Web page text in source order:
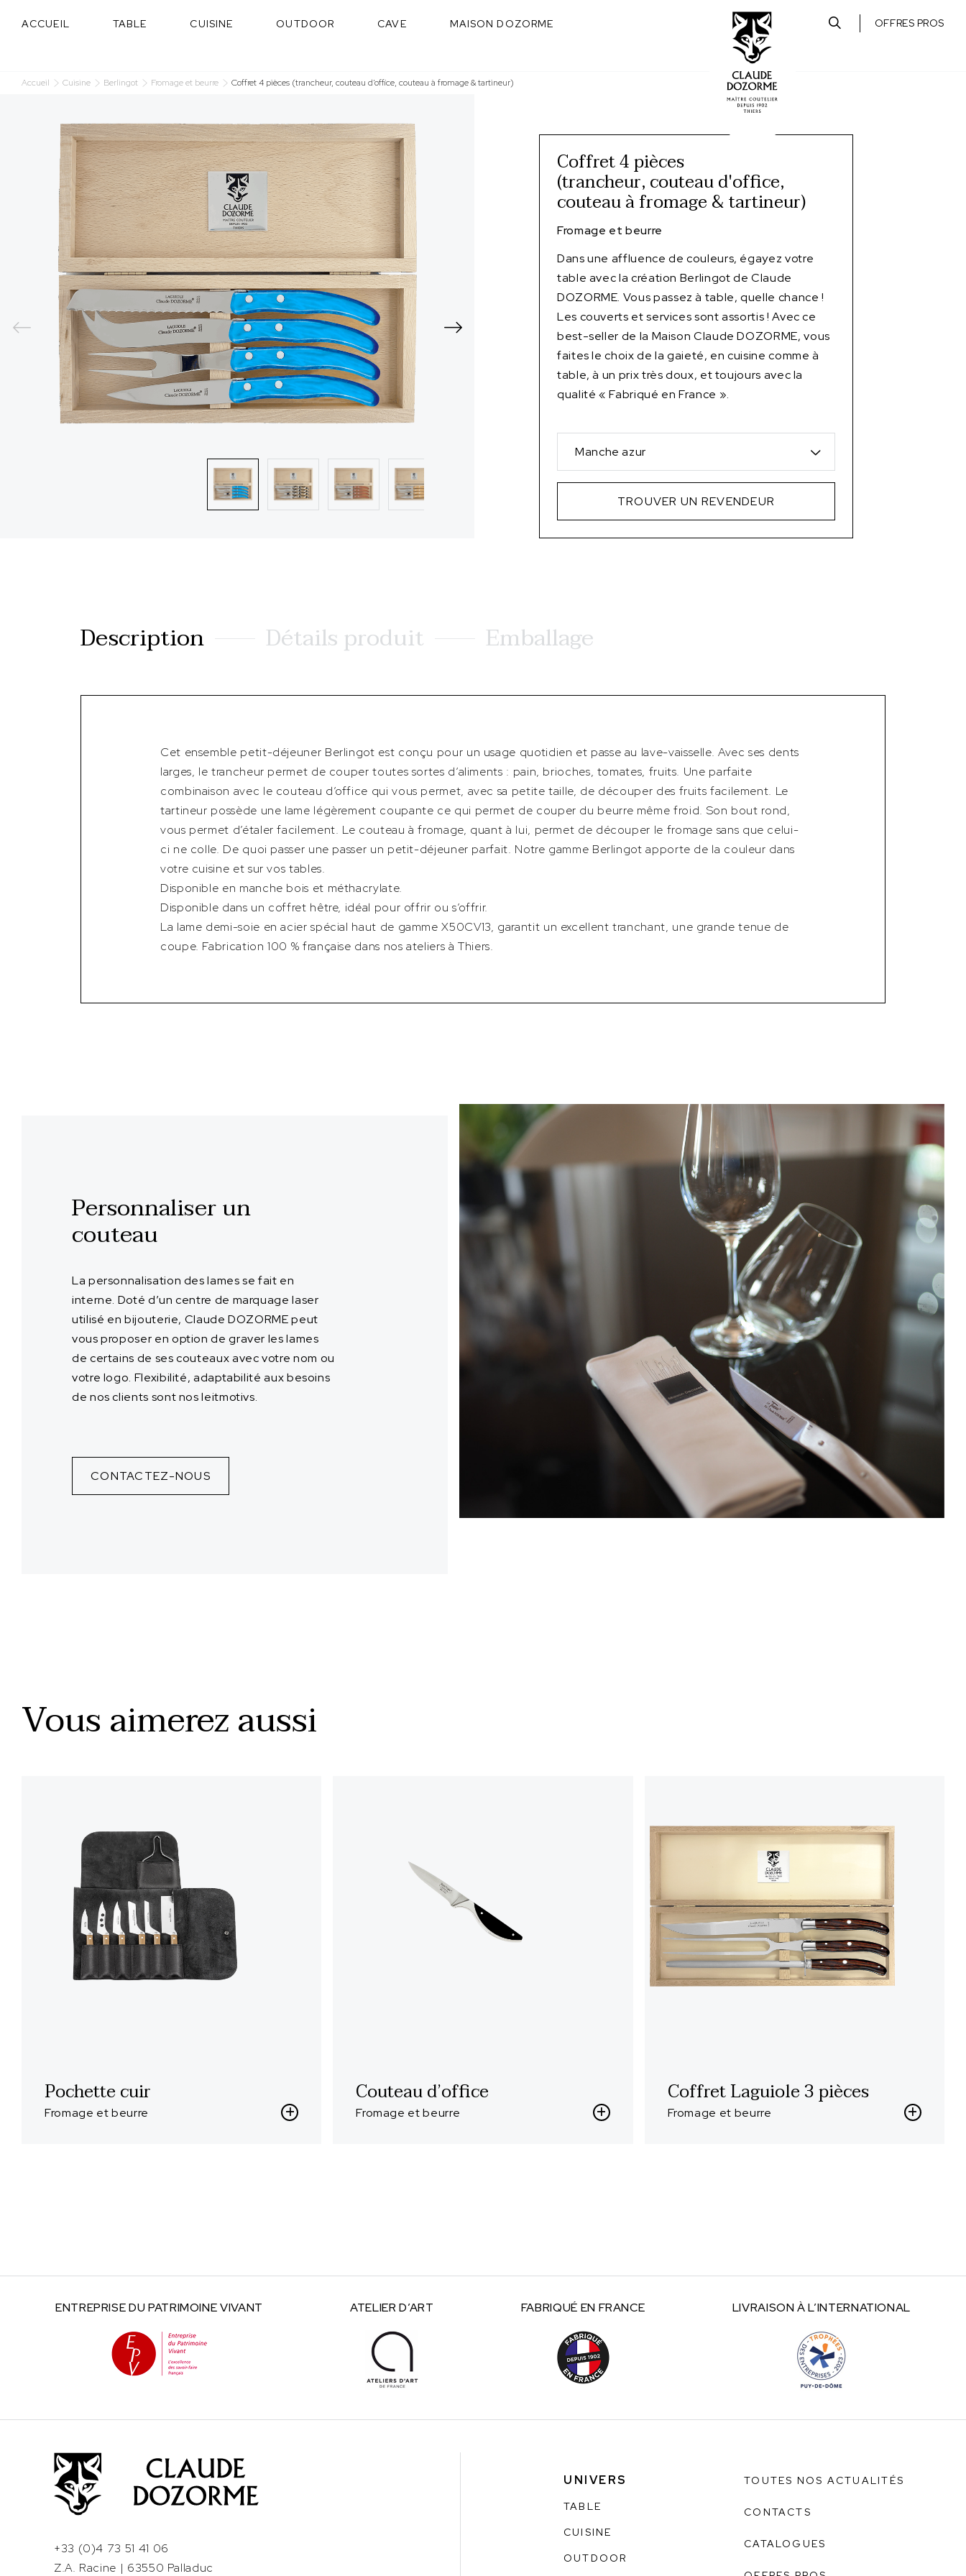
ACCUEIL TABLE CUISINE OUTDOOR CAVE MAISON DOZORME OFFRES PROS
Accueil Cuisine Berlingot Fromage et beurre Coffret 4 pièces (trancheur, couteau d’office, couteau à fromage & tartineur)
Coffret 4 pièces
(trancheur, couteau d'office,
couteau à fromage & tartineur)
Fromage et beurre
Dans une affluence de couleurs, égayez votre
table avec la création Berlingot de Claude
DOZORME. Vous passez à table, quelle chance !
Les couverts et services sont assortis ! Avec ce
best-seller de la Maison Claude DOZORME, vous
faites le choix de la gaieté, en cuisine comme à
table, à un prix très doux, et toujours avec la
qualité « Fabriqué en France ».
Manche azur
TROUVER UN REVENDEUR
Description Détails produit Emballage
Cet ensemble petit-déjeuner Berlingot est conçu pour un usage quotidien et passe au lave-vaisselle. Avec ses dents
larges, le trancheur permet de couper toutes sortes d’aliments : pain, brioches, tomates, fruits. Une parfaite
combinaison avec le couteau d’office qui vous permet, avec sa petite taille, de découper des fruits facilement. Le
tartineur possède une lame légèrement coupante ce qui permet de couper du beurre même froid. Son bout rond,
vous permet d’étaler facilement. Le couteau à fromage, quant à lui, permet de découper le fromage sans que celui-
ci ne colle. De quoi passer une passer un petit-déjeuner parfait. Notre gamme Berlingot apporte de la couleur dans
votre cuisine et sur vos tables.
Disponible en manche bois et méthacrylate.
Disponible dans un coffret hêtre, idéal pour offrir ou s’offrir.
La lame demi-soie en acier spécial haut de gamme X50CV13, garantit un excellent tranchant, une grande tenue de
coupe. Fabrication 100 % française dans nos ateliers à Thiers.
Personnaliser un
couteau
La personnalisation des lames se fait en
interne. Doté d’un centre de marquage laser
utilisé en bijouterie, Claude DOZORME peut
vous proposer en option de graver les lames
de certains de ses couteaux avec votre nom ou
votre logo. Flexibilité, adaptabilité aux besoins
de nos clients sont nos leitmotivs.
CONTACTEZ-NOUS
Vous aimerez aussi
Pochette cuir
Fromage et beurre
Couteau d’office
Fromage et beurre
Coffret Laguiole 3 pièces
Fromage et beurre
ENTREPRISE DU PATRIMOINE VIVANT ATELIERD’ART FABRIQUÉ EN FRANCE LIVRAISON ÀL’INTERNATIONAL
+33 (0)4 73 51 41 06
Z.A. Racine | 63550 Palladuc
UNIVERS
TABLE
CUISINE
OUTDOOR
TOUTES NOS ACTUALITÉS
CONTACTS
CATALOGUES